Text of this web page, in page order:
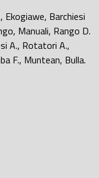
Ekogiawe, Barchiesi
Manuali, Rango D.
A., Rotatori A.,
F., Muntean, Bulla.